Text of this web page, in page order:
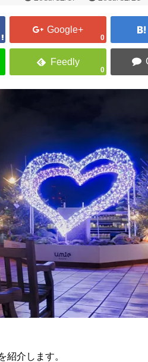
0
0
紹介します。